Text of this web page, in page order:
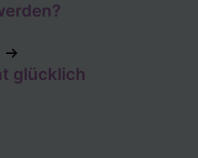
glücklich